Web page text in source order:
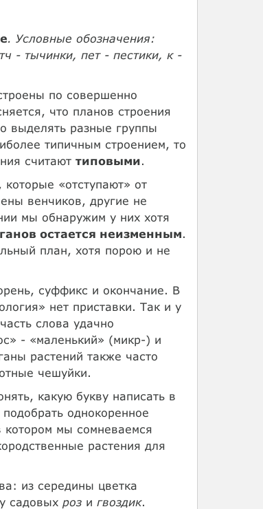
. Условные обозначения:
- тычинки, пет - пестики, к -
по совершенно
что планов строения
выделять разные группы
типичным строением, то
считают типовыми.
«отступают» от
венчиков, другие не
мы обнаружим у них хотя
остается неизменным.
план, хотя порою и не
суффикс и окончание. В
нет приставки. Так и у
слова удачно
- «маленький» (микр-) и
растений также часто
чешуйки.
какую букву написать в
однокоренное
мы сомневаемся
растения для
из середины цветка
садовых рози гвоздик.